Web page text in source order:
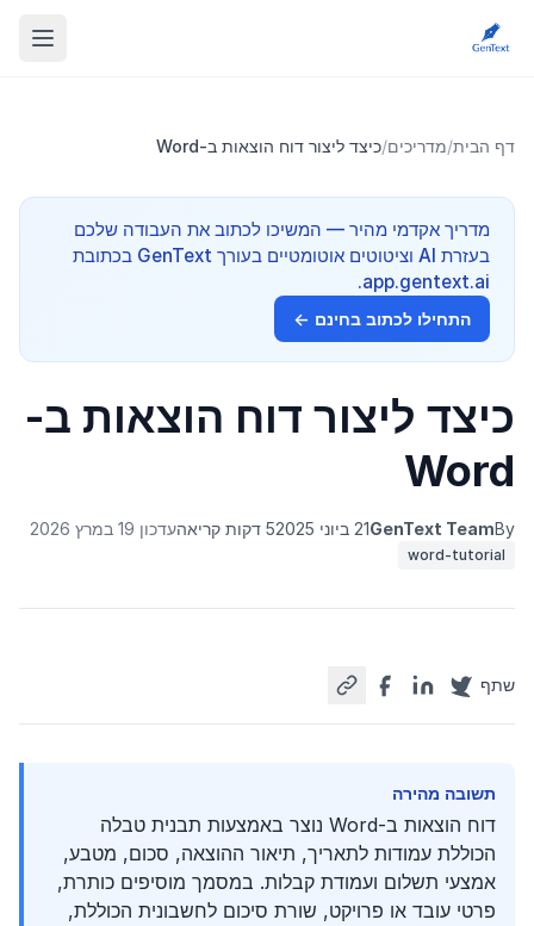
דף הבית/מדריכים/כיצד ליצור דוח הוצאות ב-Word
מדריך אקדמי מהיר — המשיכו לכתוב את העבודה שלכם
בעזרת AI וציטוטים אוטומטיים בעורך GenText בכתובת
app.gentext.ai.
התחילו לכתוב בחינם ←
כיצד ליצור דוח הוצאות ב-
Word
By
GenText Team21 ביוני 2025 5 דקות קריאה עדכון 19 במרץ 2026
word-tutorial
שתף
תשובה מהירה
דוח הוצאות ב-Word נוצר באמצעות תבנית טבלה
הכוללת עמודות לתאריך, תיאור ההוצאה, סכום, מטבע,
אמצעי תשלום ועמודת קבלות. במסמך מוסיפים כותרת,
פרטי עובד או פרויקט, שורת סיכום לחשבונית הכוללת,